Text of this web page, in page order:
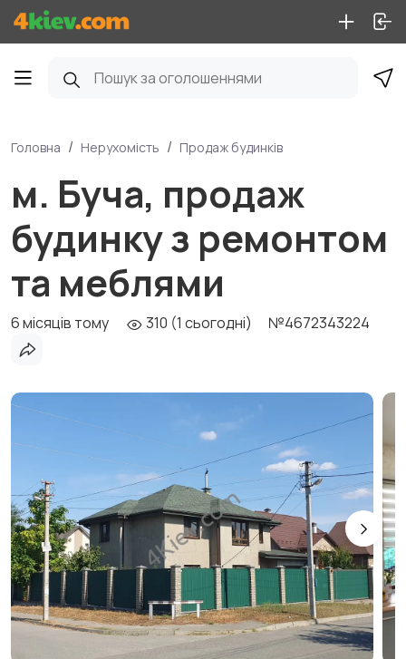
Головна Нерухомість Продаж будинків
м. Буча, продаж
будинку з ремонтом
та меблями
6 місяців тому 310 (1 сьогодні) №4672343224